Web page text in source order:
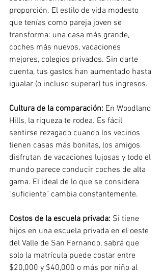
proporción. El estilo de vida modesto
que tenías como pareja joven se
transforma: una casa más grande,
coches más nuevos, vacaciones
mejores, colegios privados. Sin darte
cuenta, tus gastos han aumentado hasta
igualar (o incluso superar) tus ingresos.
Cultura de la comparación: En Woodland
Hills, la riqueza te rodea. Es fácil
sentirse rezagado cuando los vecinos
tienen casas más bonitas, los amigos
disfrutan de vacaciones lujosas y todo el
mundo parece conducir coches de alta
gama. El ideal de lo que se considera
"suficiente" cambia constantemente.
Costos de la escuela privada: Si tiene
hijos en una escuela privada en el oeste
del Valle de San Fernando, sabrá que
solo la matrícula puede costar entre
$20,000 y $40,000 o más por niño al